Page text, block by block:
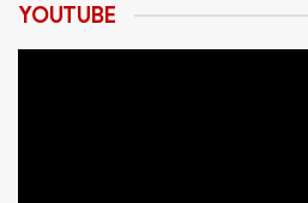
YOUTUBE